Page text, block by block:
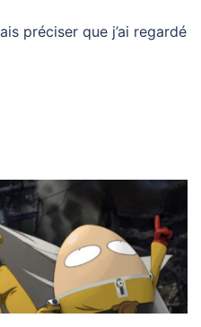
préciser que j’ai regardé